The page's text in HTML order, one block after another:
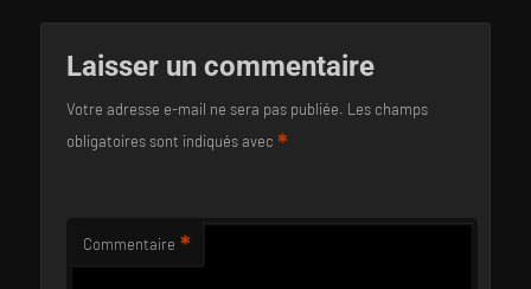
Laisser un commentaire
Votre adresse e-mail ne sera pas publiée. Les champs
obligatoires sont indiqués avec*
Commentaire *